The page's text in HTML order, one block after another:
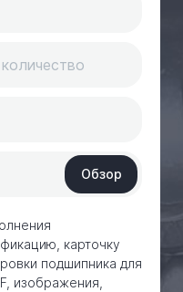
Обзор
карточку
подшипника для
изображения,